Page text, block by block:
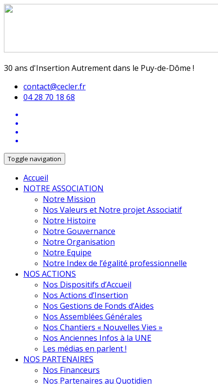
30 ans d'Insertion Autrement dans le Puy-de-Dôme !
contact@cecler.fr
04 28 70 18 68
Toggle navigation
Accueil
NOTRE ASSOCIATION
Notre Mission
Nos Valeurs et Notre projet Associatif
Notre Histoire
Notre Gouvernance
Notre Organisation
Notre Equipe
Notre Index de l’égalité professionnelle
NOS ACTIONS
Nos Dispositifs d’Accueil
Nos Actions d’Insertion
Nos Gestions de Fonds d’Aides
Nos Assemblées Générales
Nos Chantiers « Nouvelles Vies »
Nos Anciennes Infos à la UNE
Les médias en parlent !
NOS PARTENAIRES
Nos Financeurs
Nos Partenaires au Quotidien